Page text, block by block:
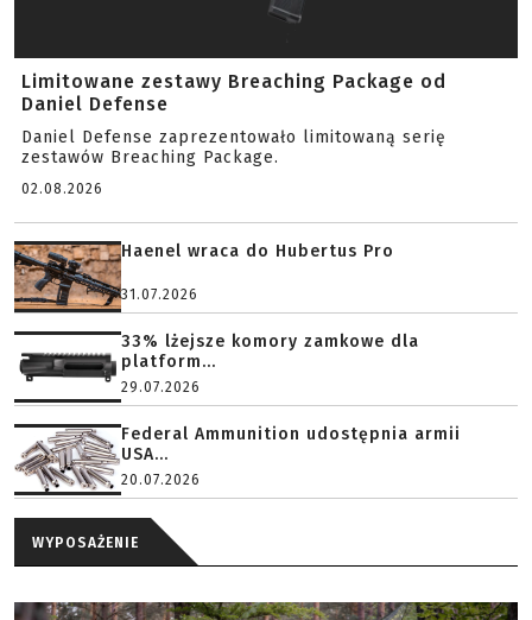
Limitowane zestawy Breaching Package od
Daniel Defense
Daniel Defense zaprezentowało limitowaną serię
zestawów Breaching Package.
02.08.2026
Haenel wraca do Hubertus Pro
31.07.2026
33% lżejsze komory zamkowe dla
platform...
29.07.2026
Federal Ammunition udostępnia armii
USA...
20.07.2026
WYPOSAŻENIE